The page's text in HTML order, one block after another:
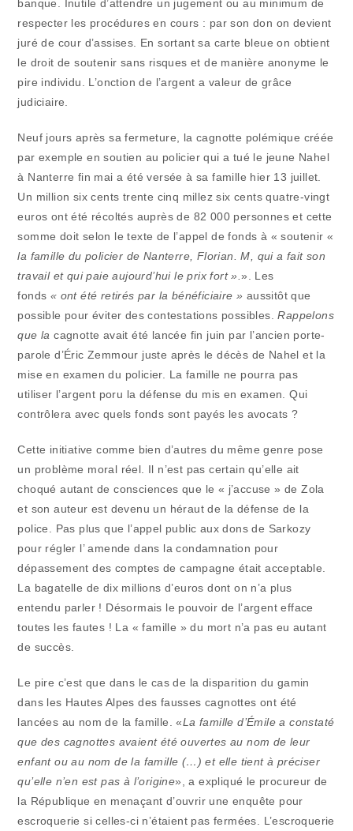
banque. Inutile d’attendre un jugement ou au minimum de
respecter les procédures en cours : par son don on devient
juré de cour d’assises. En sortant sa carte bleue on obtient
le droit de soutenir sans risques et de manière anonyme le
pire individu. L’onction de l’argent a valeur de grâce
judiciaire.
Neuf jours après sa fermeture, la cagnotte polémique créée
par exemple en soutien au policier qui a tué le jeune Nahel
à Nanterre fin mai a été versée à sa famille hier 13 juillet.
Un million six cents trente cinq millez six cents quatre-vingt
euros ont été récoltés auprès de 82 000 personnes et cette
somme doit selon le texte de l’appel de fonds à « soutenir «
la famille du policier de Nanterre, Florian. M, qui a fait son
travail et qui paie aujourd’hui le prix fort ».». Les
fonds « ont été retirés par la bénéficiaire » aussitôt que
possible pour éviter des contestations possibles. Rappelons
que la cagnotte avait été lancée fin juin par l’ancien porte-
parole d’Éric Zemmour juste après le décès de Nahel et la
mise en examen du policier. La famille ne pourra pas
utiliser l’argent poru la défense du mis en examen. Qui
contrôlera avec quels fonds sont payés les avocats ?
Cette initiative comme bien d’autres du même genre pose
un problème moral réel. Il n’est pas certain qu’elle ait
choqué autant de consciences que le « j’accuse » de Zola
et son auteur est devenu un héraut de la défense de la
police. Pas plus que l’appel public aux dons de Sarkozy
pour régler l’ amende dans la condamnation pour
dépassement des comptes de campagne était acceptable.
La bagatelle de dix millions d’euros dont on n’a plus
entendu parler ! Désormais le pouvoir de l’argent efface
toutes les fautes ! La « famille » du mort n’a pas eu autant
de succès.
Le pire c’est que dans le cas de la disparition du gamin
dans les Hautes Alpes des fausses cagnottes ont été
lancées au nom de la famille. «La famille d’Émile a constaté
que des cagnottes avaient été ouvertes au nom de leur
enfant ou au nom de la famille (…) et elle tient à préciser
qu’elle n’en est pas à l’origine», a expliqué le procureur de
la République en menaçant d’ouvrir une enquête pour
escroquerie si celles-ci n’étaient pas fermées. L’escroquerie